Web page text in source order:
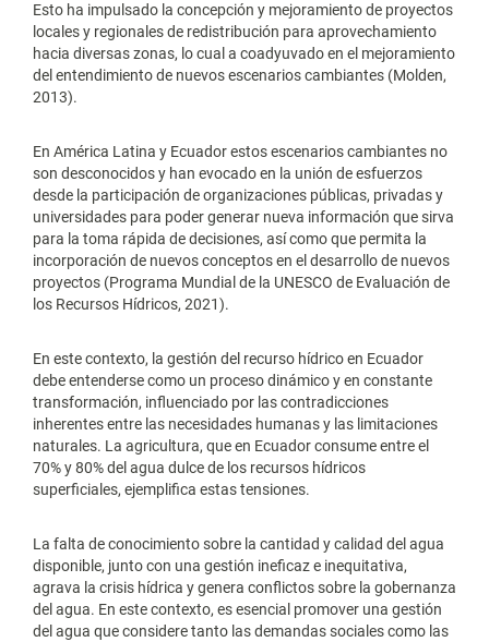
Esto ha impulsado la concepción y mejoramiento de proyectos
locales y regionales de redistribución para aprovechamiento
hacia diversas zonas, lo cual a coadyuvado en el mejoramiento
del entendimiento de nuevos escenarios cambiantes (Molden,
2013).
En América Latina y Ecuador estos escenarios cambiantes no
son desconocidos y han evocado en la unión de esfuerzos
desde la participación de organizaciones públicas, privadas y
universidades para poder generar nueva información que sirva
para la toma rápida de decisiones, así como que permita la
incorporación de nuevos conceptos en el desarrollo de nuevos
proyectos (Programa Mundial de la UNESCO de Evaluación de
los Recursos Hídricos, 2021).
En este contexto, la gestión del recurso hídrico en Ecuador
debe entenderse como un proceso dinámico y en constante
transformación, influenciado por las contradicciones
inherentes entre las necesidades humanas y las limitaciones
naturales. La agricultura, que en Ecuador consume entre el
70% y 80% del agua dulce de los recursos hídricos
superficiales, ejemplifica estas tensiones.
La falta de conocimiento sobre la cantidad y calidad del agua
disponible, junto con una gestión ineficaz e inequitativa,
agrava la crisis hídrica y genera conflictos sobre la gobernanza
del agua. En este contexto, es esencial promover una gestión
del agua que considere tanto las demandas sociales como las